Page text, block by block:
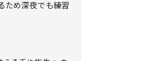
ため深夜でも練習